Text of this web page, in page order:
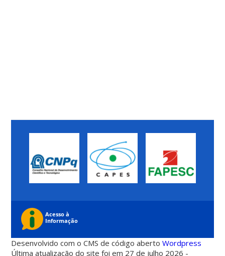
Desenvolvido com o CMS de código abertoWordpress
Última atualização do site foi em 27 de julho 2026 -